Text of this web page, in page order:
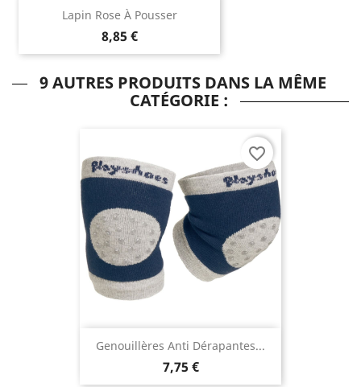
Lapin Rose À Pousser
8,85 €
9 AUTRES PRODUITS DANS LA MÊME
CATÉGORIE :
Genouillères Anti Dérapantes...
7,75 €
favorite_border